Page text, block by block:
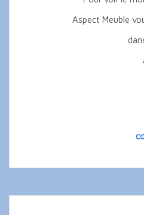
Aspect Meuble